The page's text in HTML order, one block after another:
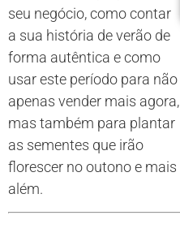
seu negócio, como contar
a sua história de verão de
forma autêntica e como
usar este período para não
apenas vender mais agora,
mas também para plantar
as sementes que irão
florescer no outono e mais
além.